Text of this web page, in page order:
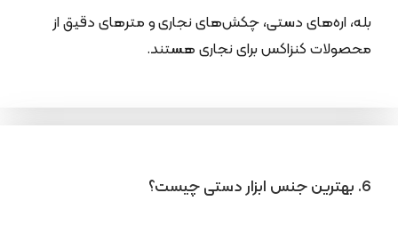
بله، اره‌های دستی، چکش‌های نجاری و مترهای دقیق از
محصولات کنزاکس برای نجاری هستند.
6. بهترین جنس ابزار دستی چیست؟